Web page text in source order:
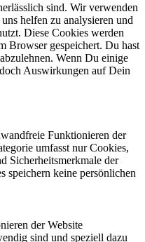
sind. Wir verwenden
helfen zu analysieren und
Diese Cookies werden
Browser gespeichert. Du hast
Wenn Du einige
Auswirkungen auf Dein
Funktionieren der
umfasst nur Cookies,
Sicherheitsmerkmale der
speichern keine persönlichen
der Website
sind und speziell dazu